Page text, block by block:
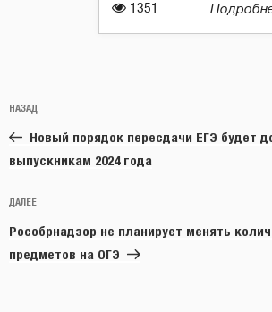
1351
по
записям
Предыдущая
запись:
НАЗАД
Новый порядок пересдачи ЕГЭ будет
выпускникам 2024 года
Следующая
запись
ДАЛЕЕ
Рособрнадзор не планирует менять
предметов на ОГЭ